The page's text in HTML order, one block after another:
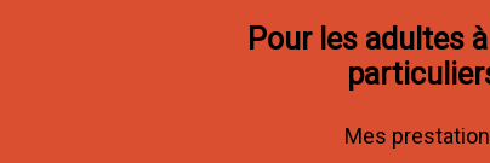
Pour les adultes
Mes